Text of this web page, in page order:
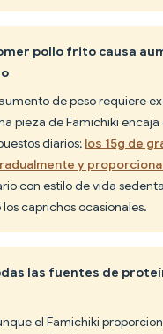
pollo frito causa
aumento de peso requiere
pieza de Famichiki encaja
diarios; los 15g de
y
con estilo de vida
caprichos ocasionales.
las fuentes de
el Famichiki